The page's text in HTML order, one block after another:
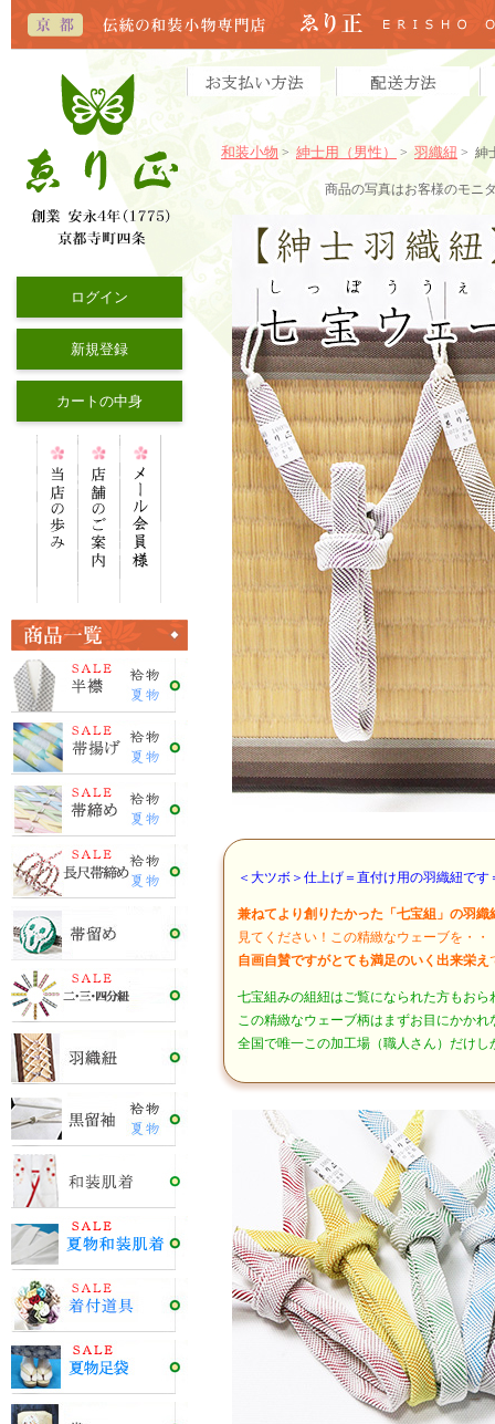
ログイン
新規登録
カートの中身
和装小物 > 紳士用（男性） > 羽織紐 > 紳
商品の写真はお客様のモニ
＜大ツボ＞仕上げ＝直付け用の羽織紐で
兼ねてより創りたかった「七宝組」の羽織
見てください！この精緻なウェーブを・・
自画自賛ですがとても満足のいく出来栄え
七宝組みの組紐はご覧になられた方もおら
この精緻なウェーブ柄はまずお目にかかれ
全国で唯一この加工場（職人さん）だけ